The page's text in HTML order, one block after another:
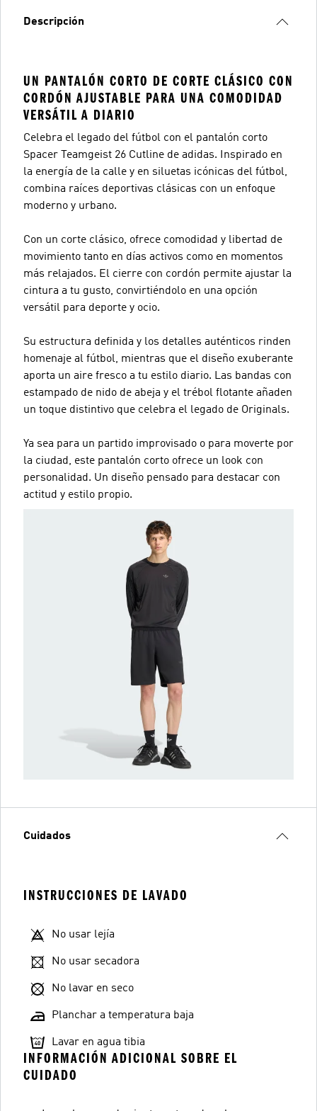
Descripción
UN PANTALÓN CORTO DE CORTE CLÁSICO CON
CORDÓN AJUSTABLE PARA UNA COMODIDAD
VERSÁTIL A DIARIO
Celebra el legado del fútbol con el pantalón corto
Spacer Teamgeist 26 Cutline de adidas. Inspirado en
la energía de la calle y en siluetas icónicas del fútbol,
combina raíces deportivas clásicas con un enfoque
moderno y urbano.
Con un corte clásico, ofrece comodidad y libertad de
movimiento tanto en días activos como en momentos
más relajados. El cierre con cordón permite ajustar la
cintura a tu gusto, convirtiéndolo en una opción
versátil para deporte y ocio.
Su estructura definida y los detalles auténticos rinden
homenaje al fútbol, mientras que el diseño exuberante
aporta un aire fresco a tu estilo diario. Las bandas con
estampado de nido de abeja y el trébol flotante añaden
un toque distintivo que celebra el legado de Originals.
Ya sea para un partido improvisado o para moverte por
la ciudad, este pantalón corto ofrece un look con
personalidad. Un diseño pensado para destacar con
actitud y estilo propio.
Cuidados
INSTRUCCIONES DE LAVADO
No usar lejía
No usar secadora
No lavar en seco
Planchar a temperatura baja
Lavar en agua tibia
INFORMACIÓN ADICIONAL SOBRE EL
CUIDADO